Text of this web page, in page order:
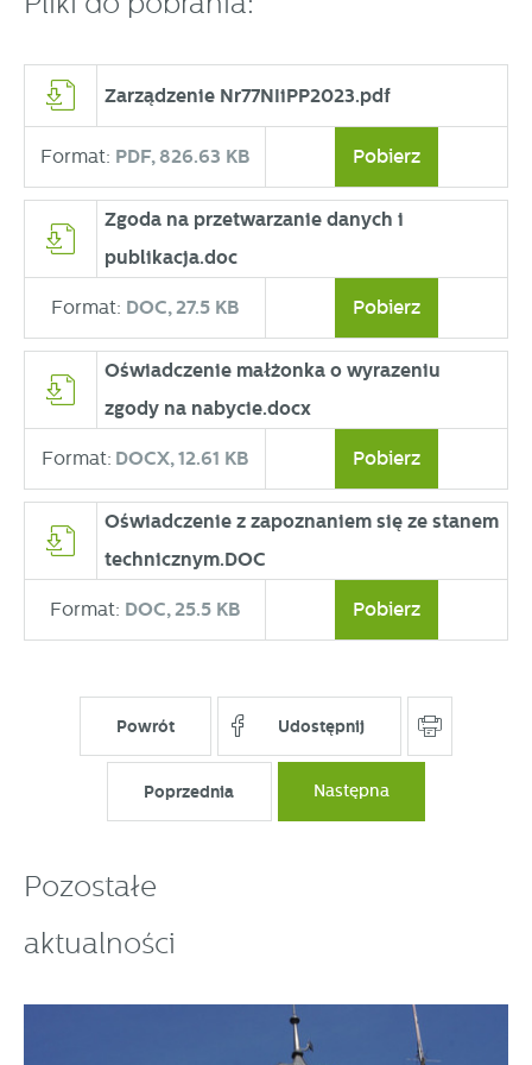
Zarządzenie Nr77NIiPP2023.pdf
Format: PDF,826.63 KB Pobierz
Zgoda na przetwarzanie danych i
publikacja.doc
Format: DOC,27.5 KB Pobierz
Oświadczenie małżonka o wyrazeniu
zgody na nabycie.docx
Format: DOCX,12.61 KB Pobierz
Oświadczenie z zapoznaniem się ze stanem
technicznym.DOC
Format: DOC,25.5 KB Pobierz
Powrót Udostępnij
Poprzednia Następna
Pozostałe
aktualności